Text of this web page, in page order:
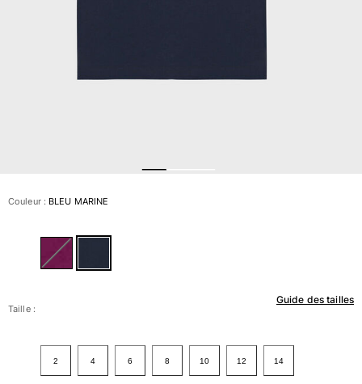
Bermudas et Shorts
Grandes tailles
Tous les articles
Maillots de bain
Couleur : BLEU MARINE
Guide des tailles
Taille :
2 4 6 8 10 12 14